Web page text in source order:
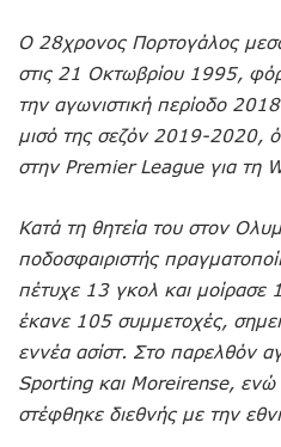
Ο 28χρονος Πορτογάλος
στις 21 Οκτωβρίου 1995,
την αγωνιστική περίοδο
μισό της σεζόν 2019-2020,
στην Premier League για τη
Κατά τη θητεία του στον
ποδοσφαιριστής
πέτυχε 13 γκολ και μοίρασε
έκανε 105 συμμετοχές,
εννέα ασίστ. Στο παρελθόν
Sporting και Moreirense,
στέφθηκε διεθνής με την